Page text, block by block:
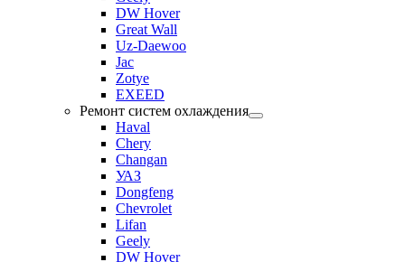
DW Hover
Great Wall
Uz-Daewoo
Jac
Zotye
EXEED
Ремонт систем охлаждения
Haval
Chery
Changan
УАЗ
Dongfeng
Chevrolet
Lifan
Geely
DW Hover